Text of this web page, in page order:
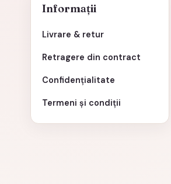
Informații
Livrare & retur
Retragere din contract
Confidențialitate
Termeni și condiții